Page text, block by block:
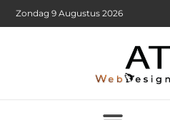
Zondag 9 Augustus 2026